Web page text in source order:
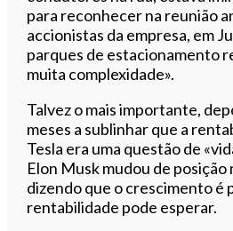
para reconhecer na reunião
accionistas da empresa, em
parques de estacionamento
muita complexidade».
Talvez o mais importante,
meses a sublinhar que a
Tesla era uma questão de
Elon Musk mudou de posição
dizendo que o crescimento é
rentabilidade pode esperar.